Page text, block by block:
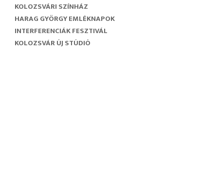
KOLOZSVÁRI SZÍNHÁZ
HARAG GYÖRGY EMLÉKNAPOK
INTERFERENCIÁK FESZTIVÁL
KOLOZSVÁR ÚJ STÚDIÓ